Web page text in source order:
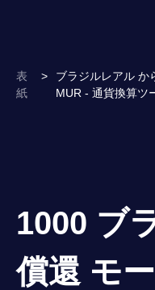
表
紙
>
ブラジルレアル か
MUR - 通貨換算ツ
1000 ブ
償還 モ